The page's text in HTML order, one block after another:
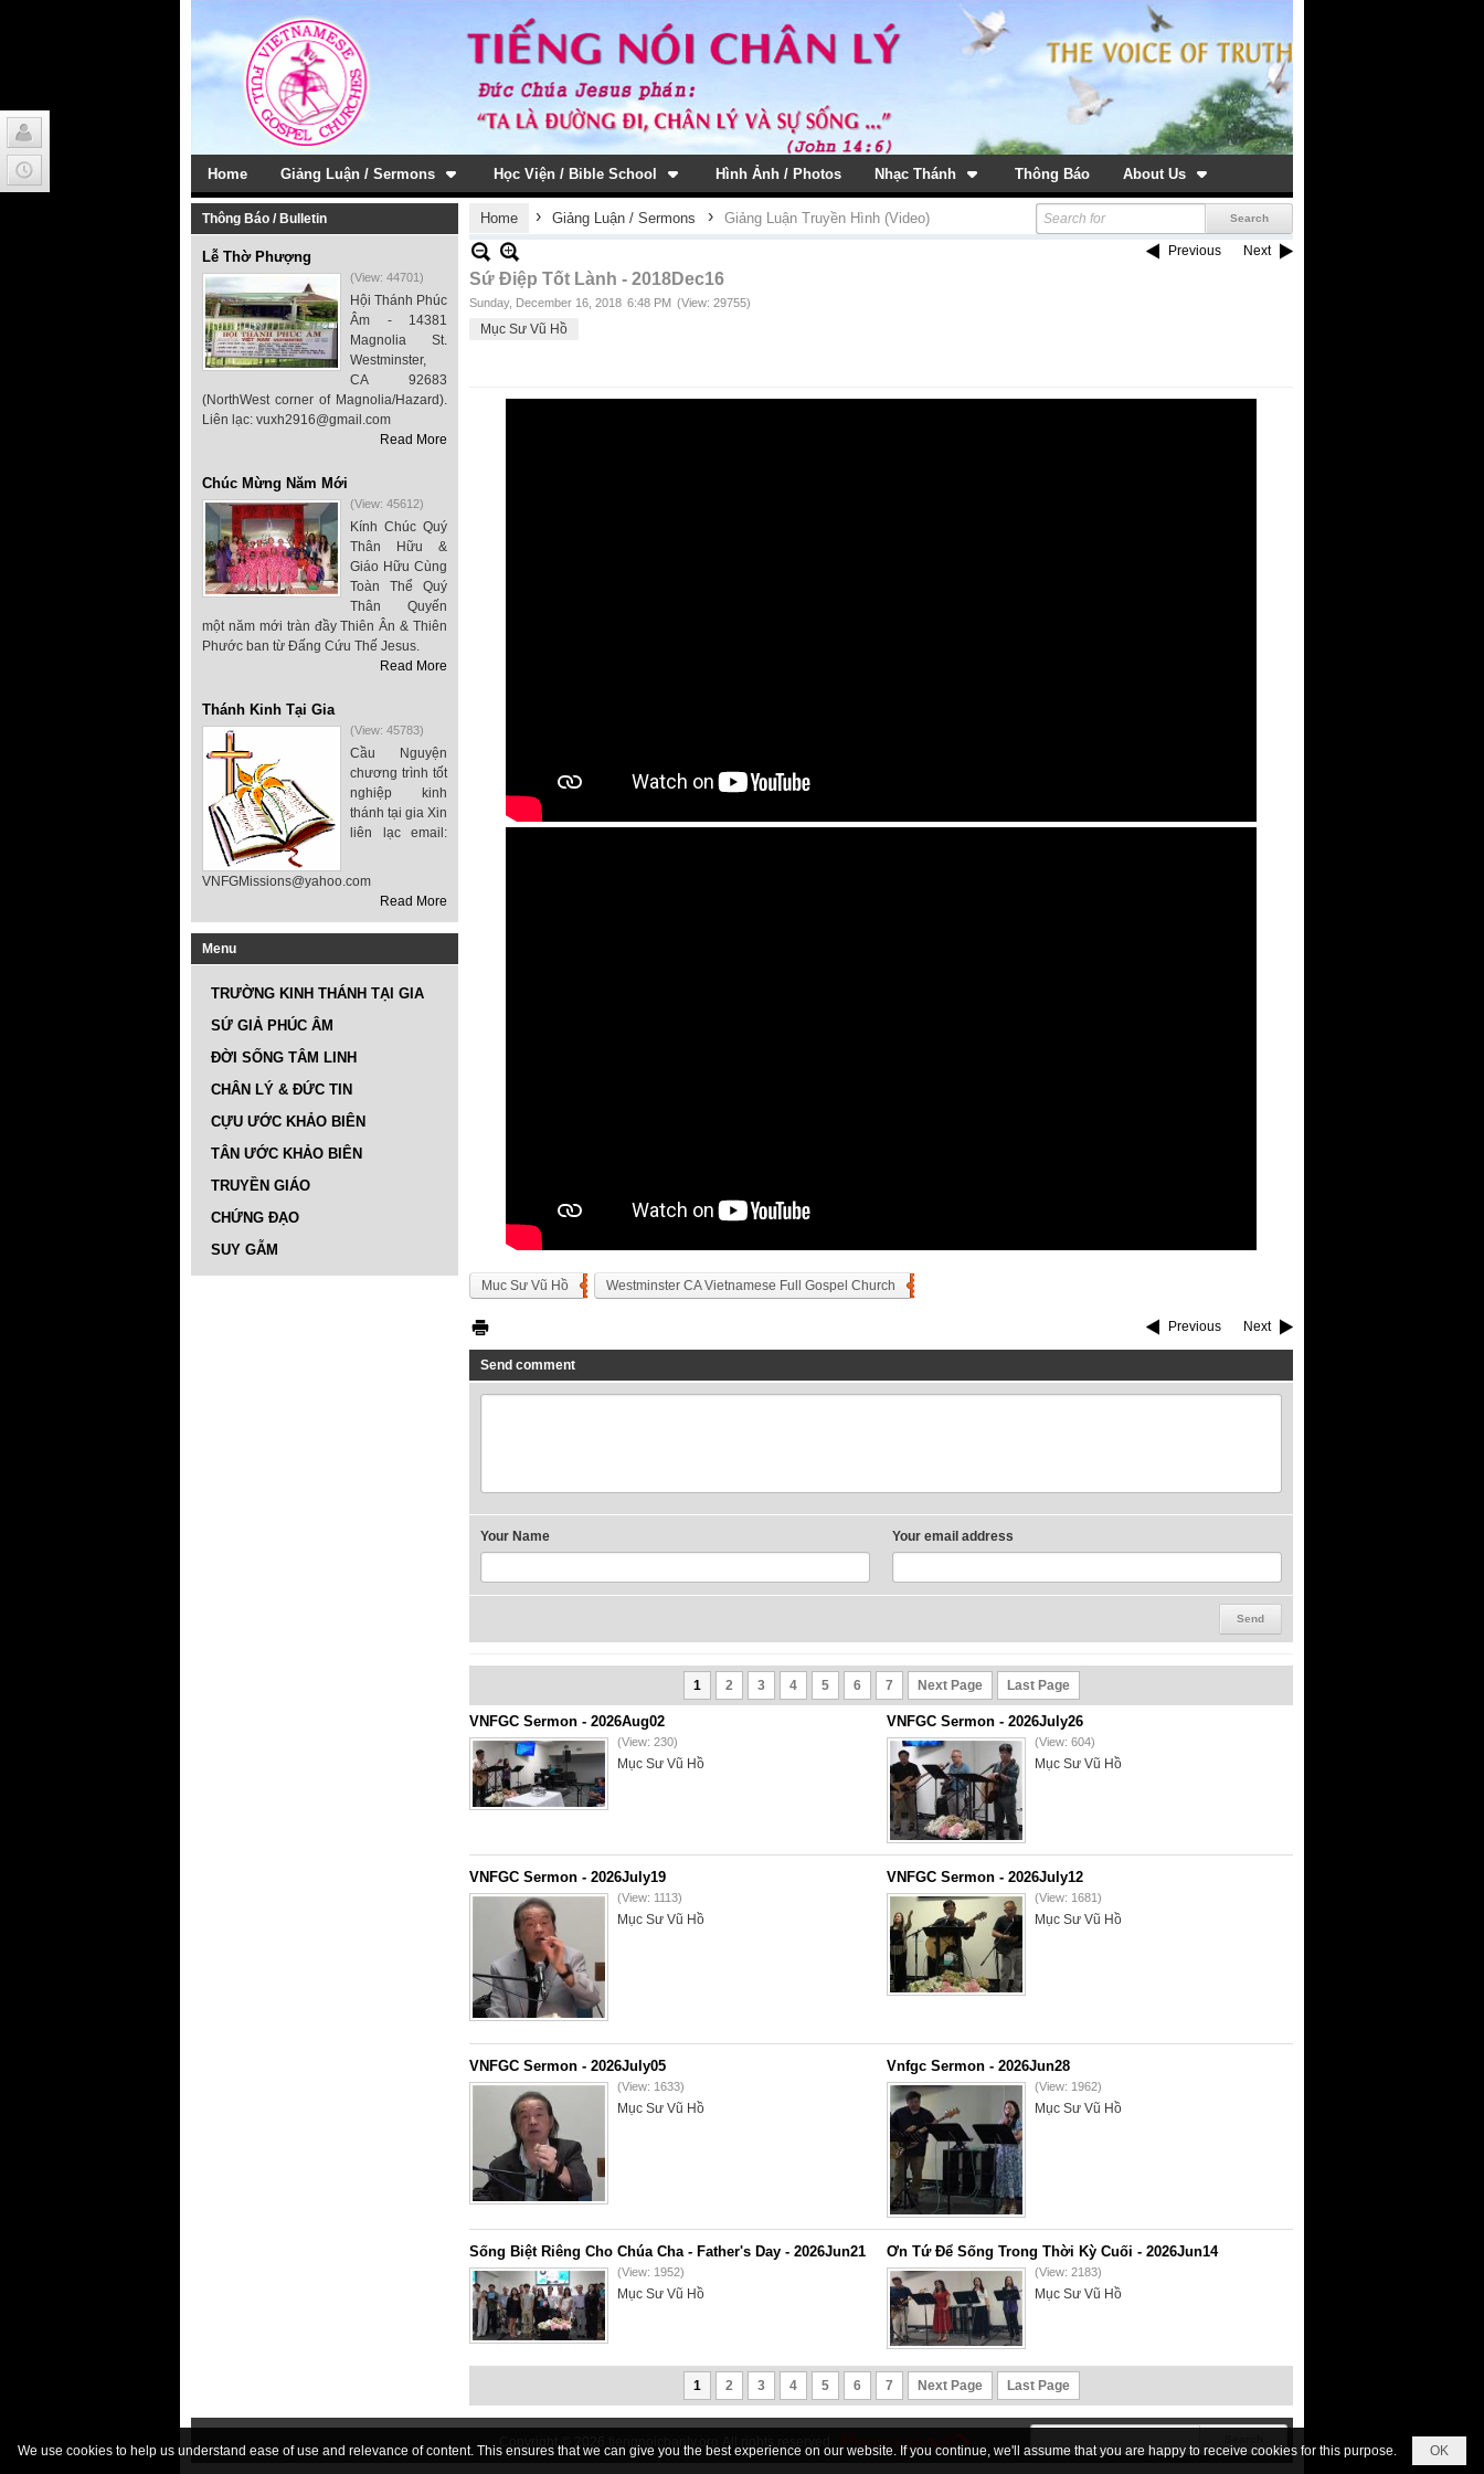
Home Giảng Luận / Sermons Học Viện / Bible School Hình Ảnh / Photos Nhạc Thánh Thông Báo About Us
Thông Báo / Bulletin
Lễ Thờ Phượng
(View: 44701)
Hội Thánh Phúc
Âm - 14381
Magnolia St.
Westminster,
CA 92683
(NorthWest corner of Magnolia/Hazard).
Liên lạc: vuxh2916@gmail.com
Read More
Chúc Mừng Năm Mới
(View: 45612)
Kính Chúc Quý
Thân Hữu &
Giáo Hữu Cùng
Toàn Thể Quý
Thân Quyến
một năm mới tràn đầy Thiên Ân & Thiên
Phước ban từ Đấng Cứu Thế Jesus.
Read More
Thánh Kinh Tại Gia
(View: 45783)
Cầu Nguyện
chương trình tốt
nghiệp kinh
thánh tại gia Xin
liên lạc email:
VNFGMissions@yahoo.com
Read More
Menu
TRƯỜNG KINH THÁNH TẠI GIA
SỨ GIẢ PHÚC ÂM
ĐỜI SỐNG TÂM LINH
CHÂN LÝ & ĐỨC TIN
CỰU ƯỚC KHẢO BIÊN
TÂN ƯỚC KHẢO BIÊN
TRUYỀN GIÁO
CHỨNG ĐẠO
SUY GẪM
Home › Giảng Luận / Sermons › Giảng Luận Truyền Hình (Video)
Previous Next
Sứ Điệp Tốt Lành - 2018Dec16
Sunday, December 16, 2018 6:48 PM (View: 29755)
Mục Sư Vũ Hồ
Muc Sư Vũ Hồ Westminster CA Vietnamese Full Gospel Church
Previous Next
Send comment
Your Name Your email address
1 2 3 4 5 6 7 Next Page Last Page
VNFGC Sermon - 2026Aug02
(View: 230)
Mục Sư Vũ Hồ
VNFGC Sermon - 2026July26
(View: 604)
Mục Sư Vũ Hồ
VNFGC Sermon - 2026July19
(View: 1113)
Mục Sư Vũ Hồ
VNFGC Sermon - 2026July12
(View: 1681)
Mục Sư Vũ Hồ
VNFGC Sermon - 2026July05
(View: 1633)
Mục Sư Vũ Hồ
Vnfgc Sermon - 2026Jun28
(View: 1962)
Mục Sư Vũ Hồ
Sống Biệt Riêng Cho Chúa Cha - Father's Day - 2026Jun21
(View: 1952)
Mục Sư Vũ Hồ
Ơn Tứ Để Sống Trong Thời Kỳ Cuối - 2026Jun14
(View: 2183)
Mục Sư Vũ Hồ
1 2 3 4 5 6 7 Next Page Last Page
Copyright © 2026 tiengnoichanly.org All rights reserved
OK
We use cookies to help us understand ease of use and relevance of content. This ensures that we can give you the best experience on our website. If you continue, we'll assume that you are happy to receive cookies for this purpose.